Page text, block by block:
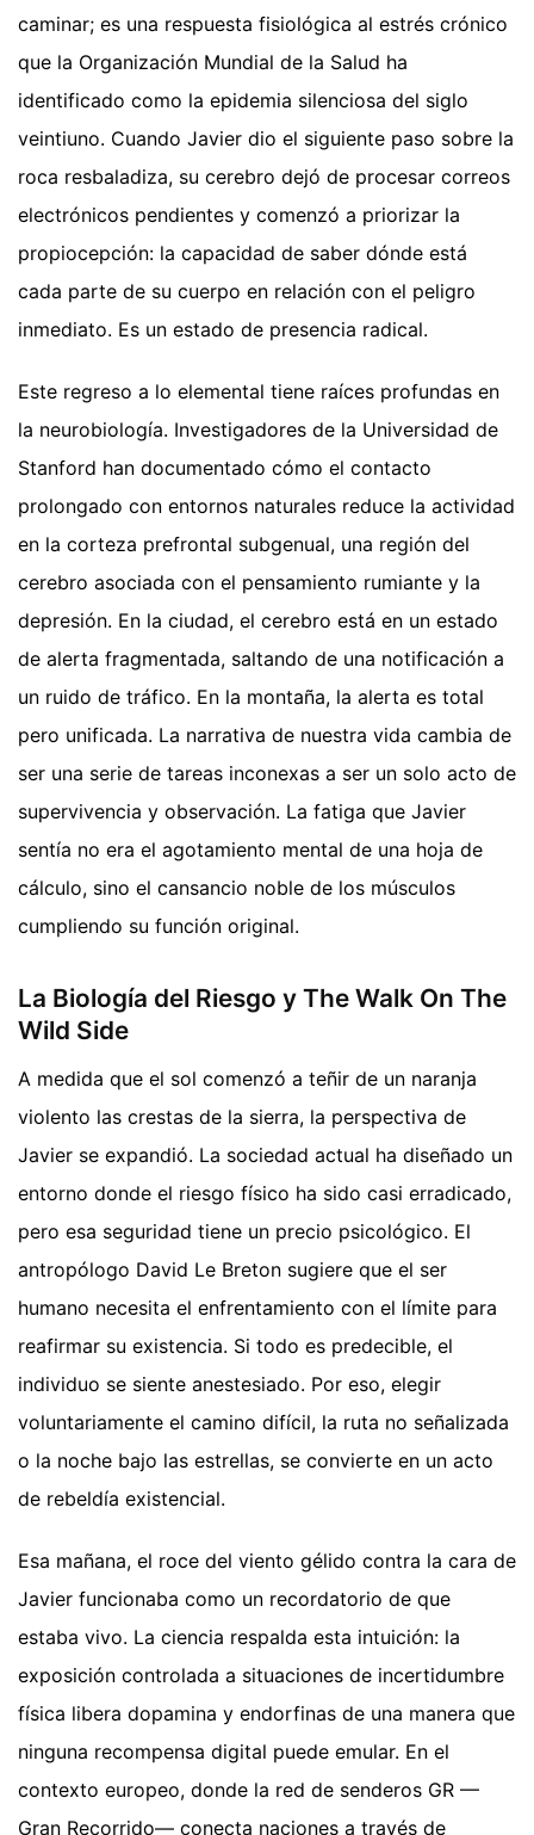
caminar; es una respuesta fisiológica al estrés crónico
que la Organización Mundial de la Salud ha
identificado como la epidemia silenciosa del siglo
veintiuno. Cuando Javier dio el siguiente paso sobre la
roca resbaladiza, su cerebro dejó de procesar correos
electrónicos pendientes y comenzó a priorizar la
propiocepción: la capacidad de saber dónde está
cada parte de su cuerpo en relación con el peligro
inmediato. Es un estado de presencia radical.
Este regreso a lo elemental tiene raíces profundas en
la neurobiología. Investigadores de la Universidad de
Stanford han documentado cómo el contacto
prolongado con entornos naturales reduce la actividad
en la corteza prefrontal subgenual, una región del
cerebro asociada con el pensamiento rumiante y la
depresión. En la ciudad, el cerebro está en un estado
de alerta fragmentada, saltando de una notificación a
un ruido de tráfico. En la montaña, la alerta es total
pero unificada. La narrativa de nuestra vida cambia de
ser una serie de tareas inconexas a ser un solo acto de
supervivencia y observación. La fatiga que Javier
sentía no era el agotamiento mental de una hoja de
cálculo, sino el cansancio noble de los músculos
cumpliendo su función original.
La Biología del Riesgo y The Walk On The
Wild Side
A medida que el sol comenzó a teñir de un naranja
violento las crestas de la sierra, la perspectiva de
Javier se expandió. La sociedad actual ha diseñado un
entorno donde el riesgo físico ha sido casi erradicado,
pero esa seguridad tiene un precio psicológico. El
antropólogo David Le Breton sugiere que el ser
humano necesita el enfrentamiento con el límite para
reafirmar su existencia. Si todo es predecible, el
individuo se siente anestesiado. Por eso, elegir
voluntariamente el camino difícil, la ruta no señalizada
o la noche bajo las estrellas, se convierte en un acto
de rebeldía existencial.
Esa mañana, el roce del viento gélido contra la cara de
Javier funcionaba como un recordatorio de que
estaba vivo. La ciencia respalda esta intuición: la
exposición controlada a situaciones de incertidumbre
física libera dopamina y endorfinas de una manera que
ninguna recompensa digital puede emular. En el
contexto europeo, donde la red de senderos GR —
Gran Recorrido— conecta naciones a través de